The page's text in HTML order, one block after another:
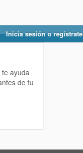
Inicia sesión o
te ayuda
de tu